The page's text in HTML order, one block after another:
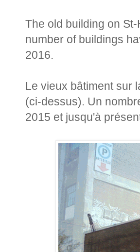
The old building on
number of buildings
2016.
Le vieux bâtiment sur
(ci-dessus). Un
2015 et jusqu'à